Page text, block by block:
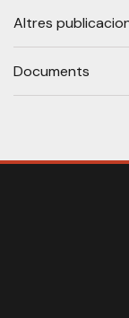
Altres
Documents